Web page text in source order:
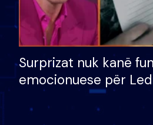
Surprizat nuk kanë
emocionuese për
nëna dhe fëmijët e
nuk i mban dot lotët: